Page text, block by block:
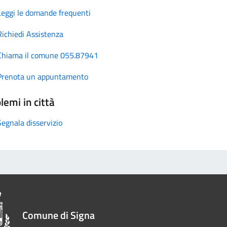
le domande frequenti
Assistenza
il comune 055.87941
un appuntamento
in città
disservizio
Comune di Signa